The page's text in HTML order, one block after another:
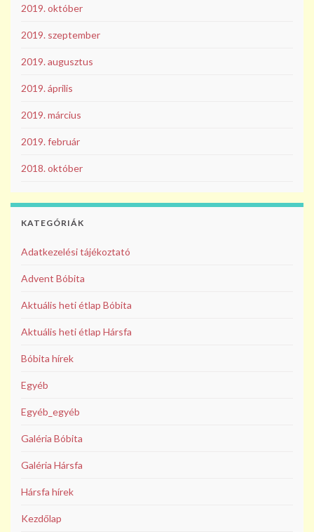
2019. október
2019. szeptember
2019. augusztus
2019. április
2019. március
2019. február
2018. október
KATEGÓRIÁK
Adatkezelési tájékoztató
Advent Bóbita
Aktuális heti étlap Bóbita
Aktuális heti étlap Hársfa
Bóbita hírek
Egyéb
Egyéb_egyéb
Galéria Bóbita
Galéria Hársfa
Hársfa hírek
Kezdőlap